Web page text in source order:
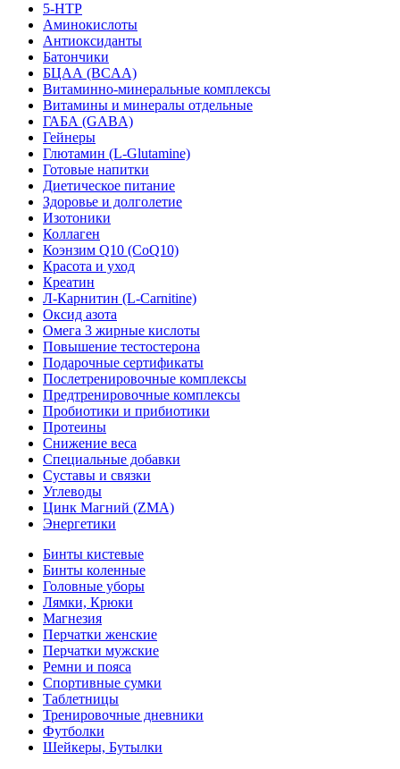
5-HTP
Аминокислоты
Антиоксиданты
Батончики
БЦАА (BCAA)
Витаминно-минеральные комплексы
Витамины и минералы отдельные
ГАБА (GABA)
Гейнеры
Глютамин (L-Glutamine)
Готовые напитки
Диетическое питание
Здоровье и долголетие
Изотоники
Коллаген
Коэнзим Q10 (CoQ10)
Красота и уход
Креатин
Л-Карнитин (L-Сarnitine)
Оксид азота
Омега 3 жирные кислоты
Повышение тестостерона
Подарочные сертификаты
Послетренировочные комплексы
Предтренировочные комплексы
Пробиотики и прибиотики
Протеины
Снижение веса
Специальные добавки
Суставы и связки
Углеводы
Цинк Магний (ZMA)
Энергетики
Бинты кистевые
Бинты коленные
Головные уборы
Лямки, Крюки
Магнезия
Перчатки женские
Перчатки мужские
Ремни и пояса
Спортивные сумки
Таблетницы
Тренировочные дневники
Футболки
Шейкеры, Бутылки